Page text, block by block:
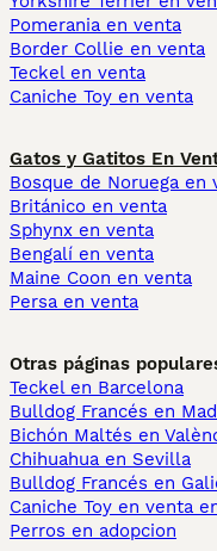
Pomerania en venta
Border Collie en venta
Teckel en venta
Caniche Toy en venta
Gatos y Gatitos En
Bosque de Noruega en
Británico en venta
Sphynx en venta
Bengalí en venta
Maine Coon en venta
Persa en venta
Otras páginas
Teckel en Barcelona
Bulldog Francés en
Bichón Maltés en
Chihuahua en Sevilla
Bulldog Francés en
Caniche Toy en venta
Perros en adopcion